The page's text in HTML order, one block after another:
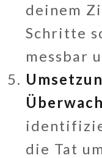
deinem
Schritte
messbar
die Tat